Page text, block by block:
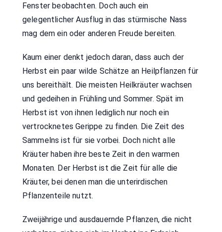
Fenster beobachten. Doch auch ein
gelegentlicher Ausflug in das stürmische Nass
mag dem ein oder anderen Freude bereiten.
Kaum einer denkt jedoch daran, dass auch der
Herbst ein paar wilde Schätze an Heilpflanzen für
uns bereithält. Die meisten Heilkräuter wachsen
und gedeihen in Frühling und Sommer. Spät im
Herbst ist von ihnen lediglich nur noch ein
vertrocknetes Gerippe zu finden. Die Zeit des
Sammelns ist für sie vorbei. Doch nicht alle
Kräuter haben ihre beste Zeit in den warmen
Monaten. Der Herbst ist die Zeit für alle die
Kräuter, bei denen man die unterirdischen
Pflanzenteile nutzt.
Zweijährige und ausdauernde Pflanzen, die nicht